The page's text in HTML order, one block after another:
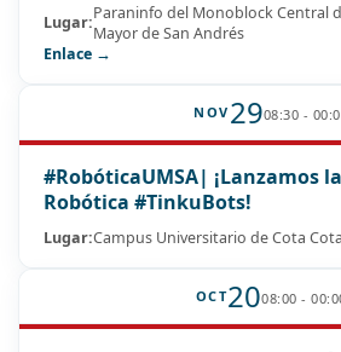
Lugar:Paraninfo del Monoblock Central
Mayor de San Andrés
Enlace →
NOV 2908:30 -
#RobóticaUMSA| ¡Lanzamos
Robótica #TinkuBots!
Lugar:Campus Universitario de Cota Cota
OCT2008:00 -